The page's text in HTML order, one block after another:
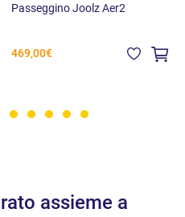
Passeggino Joolz Aer2
469,00€
assieme a